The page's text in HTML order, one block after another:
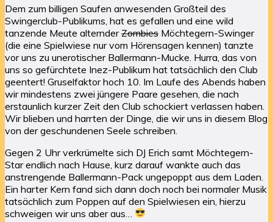
Dem zum billigen Saufen anwesenden Großteil des
Swingerclub-Publikums, hat es gefallen und eine wild
tanzende Meute alternderZombies Möchtegern-Swinger
(die eine Spielwiese nur vom Hörensagen kennen) tanzte
vor uns zu unerotischer Ballermann-Mucke. Hurra, das von
uns so gefürchtete Inez-Publikum hat tatsächlich den Club
geentert! Gruselfaktor hoch 10. Im Laufe des Abends haben
wir mindestens zwei jüngere Paare gesehen, die nach
erstaunlich kurzer Zeit den Club schockiert verlassen haben.
Wir blieben und harrten der Dinge, die wir uns in diesem Blog
von der geschundenen Seele schreiben.
Gegen 2 Uhr verkrümelte sich DJ Erich samt Möchtegern-
Star endlich nach Hause, kurz darauf wankte auch das
anstrengende Ballermann-Pack ungepoppt aus dem Laden.
Ein harter Kern fand sich dann doch noch bei normaler Musik
tatsächlich zum Poppen auf den Spielwiesen ein, hierzu
schweigen wir uns aber aus…